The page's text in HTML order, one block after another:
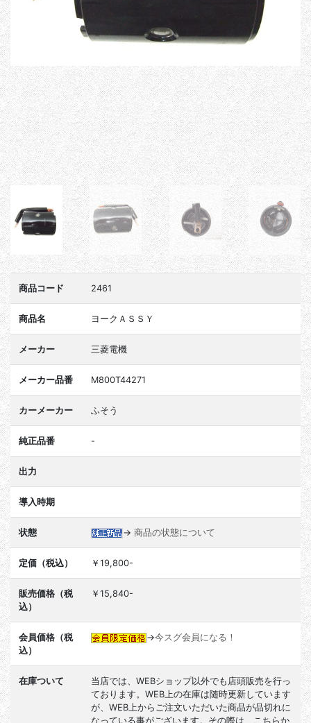
商品コード 2461
商品名 ヨークＡＳＳＹ
メーカー 三菱電機
メーカー品番 M800T44271
カーメーカー ふそう
純正品番 -
出力
導入時期
状態 → 商品の状態について
定価（税込） ￥19,800-
販売価格（税
込）
￥15,840-
会員価格（税
込）
→今スグ会員になる！
在庫ついて
当店では、WEBショップ以外でも店頭販売を行っ
ております。WEB上の在庫は随時更新しています
が、WEB上からご注文いただいた商品が品切れに
なっている事がございます。その際は、こちらか